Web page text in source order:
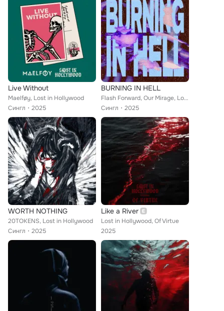
Live Without
Maelføy, Lost in Hollywood
Сингл
2025
BURNING IN HELL
Flash Forward, Our Mirage, Lost in Hollywood
Сингл
2025
WORTH NOTHING
20TOKENS, Lost in Hollywood
Сингл
2025
Like a River
Lost in Hollywood, Of Virtue
2025